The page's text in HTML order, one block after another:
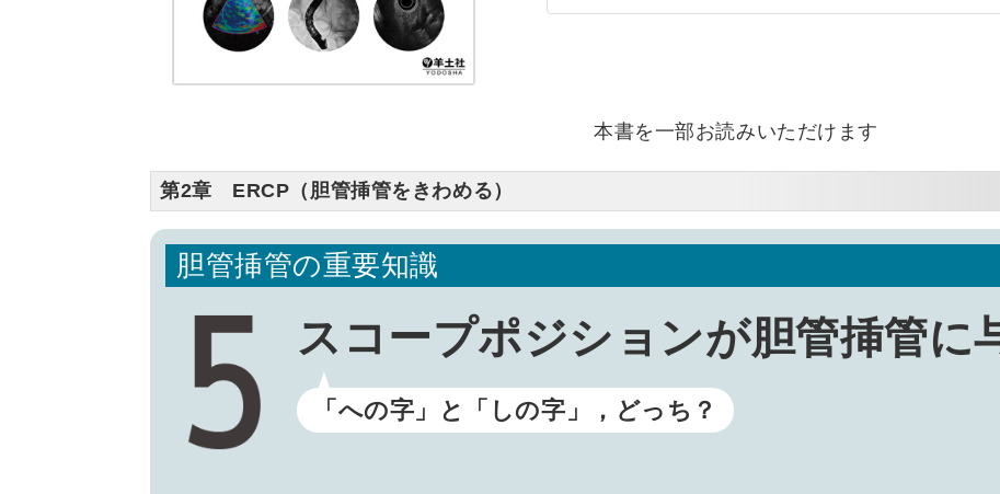
本書を一部お読みいただけます
第2章 ERCP（胆管挿管をきわめる）
胆管挿管の重要知識
スコープポジションが胆管挿管に
「への字」と「しの字」，どっち？